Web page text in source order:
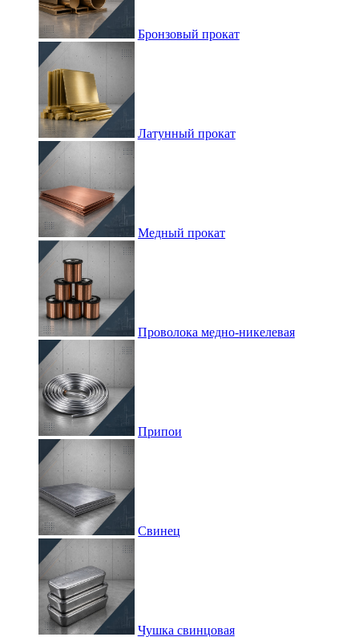
Бронзовый прокат
Латунный прокат
Медный прокат
Проволока медно-никелевая
Припои
Свинец
Чушка свинцовая